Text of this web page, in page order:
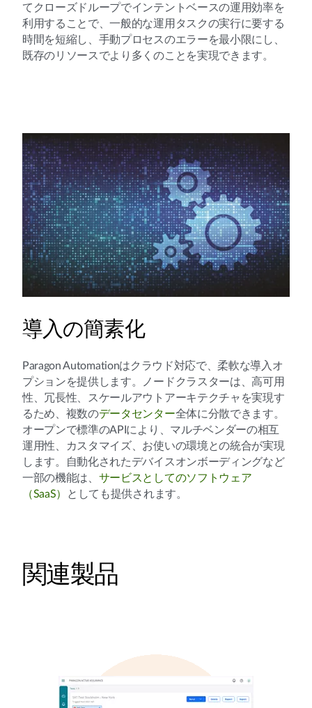
てクローズドループでインテントベースの運用効率を
利用することで、一般的な運用タスクの実行に要する
時間を短縮し、手動プロセスのエラーを最小限にし、
既存のリソースでより多くのことを実現できます。
導入の簡素化
Paragon Automationはクラウド対応で、柔軟な導入オ
プションを提供します。ノードクラスターは、高可用
性、冗長性、スケールアウトアーキテクチャを実現す
るため、複数のデータセンター全体に分散できます。
オープンで標準のAPIにより、マルチベンダーの相互
運用性、カスタマイズ、お使いの環境との統合が実現
します。自動化されたデバイスオンボーディングなど
一部の機能は、 サービスとしてのソフトウェア
（SaaS）
としても提供されます。
関連製品